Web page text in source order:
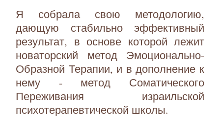
Я собрала свою методологию,
дающую стабильно эффективный
результат, в основе которой лежит
новаторский метод Эмоционально-
Образной Терапии, и в дополнение к
нему - метод Соматического
Переживания израильской
психотерапевтической школы.